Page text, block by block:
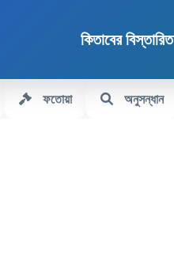
কিতাবের বিস্তারিত
ফতোয়া অনুসন্ধান